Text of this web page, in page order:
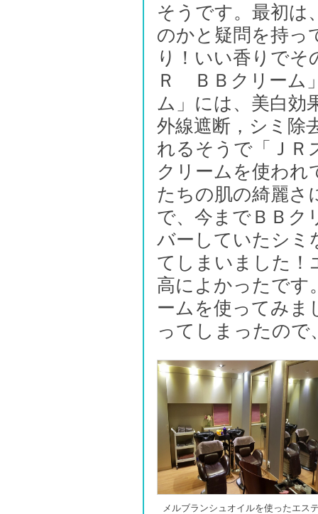
そうです。最初は
のかと疑問を持っ
り！いい香りでそ
Ｒ ＢＢクリーム
ム」には、美白効
外線遮断，シミ除
れるそうで「ＪＲ
クリームを使われ
たちの肌の綺麗さ
で、今までＢＢク
バーしていたシミ
てしまいました！
高によかったです
ームを使ってみ
ってしまったので
メルブランシュオイルを使ったエス